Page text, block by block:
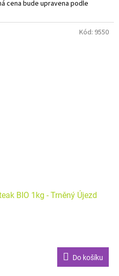
cena bude upravena podle
BIO 1kg - Trněný Újezd
Do košíku
Kód: 9550